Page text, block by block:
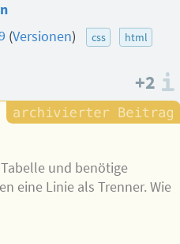
(Versionen) css
html
+2
und benötige
eine Linie als Trenner. Wie